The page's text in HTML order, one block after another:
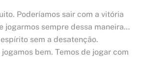
Poderíamos sair com a vitória
jogarmos sempre dessa maneira…
sem a desatenção.
bem. Temos de jogar com